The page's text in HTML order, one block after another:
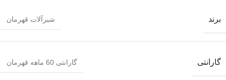
برند شیرآلات قهرمان
گارانتی گارانتی 60 ماهه قهرمان